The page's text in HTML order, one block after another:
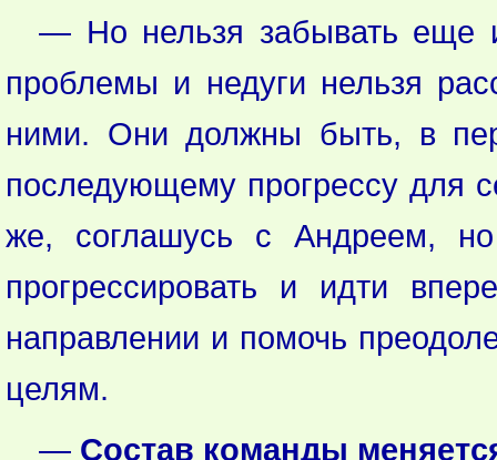
— Но нельзя забывать еще
проблемы и недуги нельзя
ними. Они должны быть, в
последующему прогрессу для
же, соглашусь с Андреем, но
прогрессировать и идти
направлении и помочь
целям.
— Состав команды